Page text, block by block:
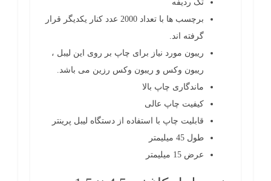
تک ردیفه
برچسب ها با تعداد 2000 عدد کنار یکدیگر قرار
گرفته اند.
ریبون مورد نیاز برای چاپ بر روی این لیبل ،
ریبون وکس و ریبون وکس رزین می باشد.
ماندگاری چاپ بالا
کیفیت چاپ عالی
قابلیت چاپ با استفاده از دستگاه لیبل پرینتر
طول 45 میلیمتر
عرض 15 میلیمتر